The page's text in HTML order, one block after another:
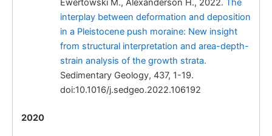
Ewertowski M., Alexanderson H., 2022. The
interplay between deformation and deposition
in a Pleistocene push moraine: New insight
from structural interpretation and area-depth-
strain analysis of the growth strata.
Sedimentary Geology, 437, 1-19.
doi:10.1016/j.sedgeo.2022.106192
2020